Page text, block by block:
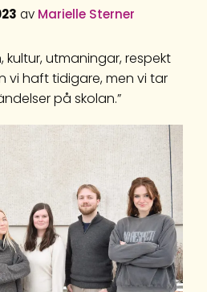
av Marielle Sterner
kultur, utmaningar, respekt
vi haft tidigare, men vi tar
på skolan.”